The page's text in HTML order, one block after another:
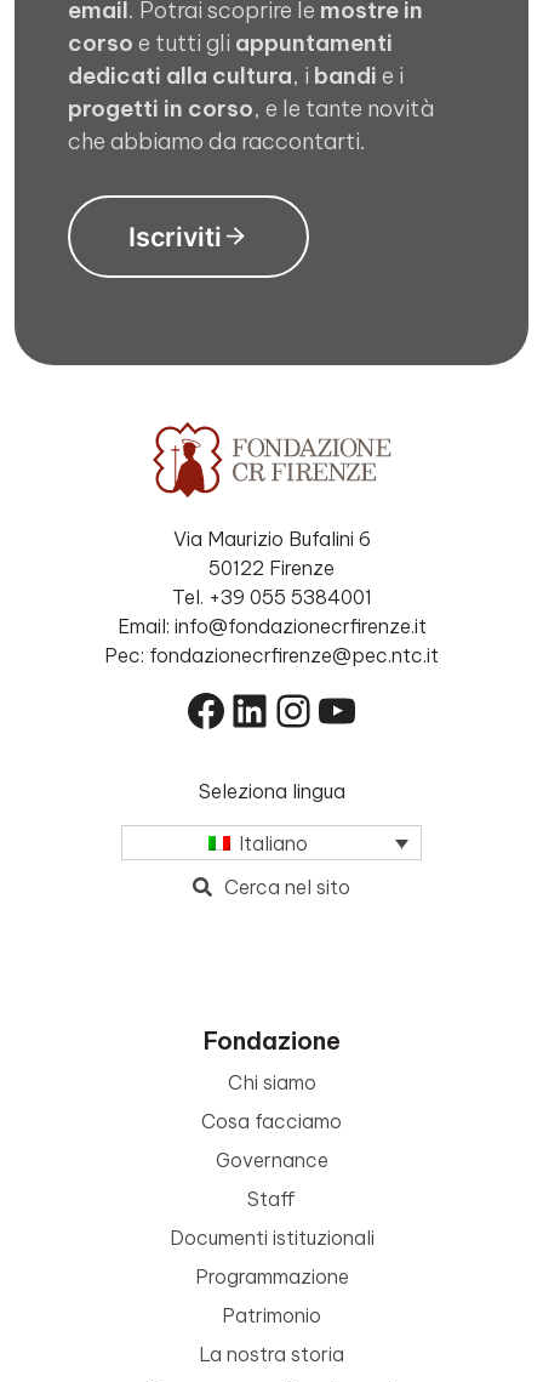
email. Potrai scoprire le mostre in
corso e tutti gli appuntamenti
dedicati alla cultura, i bandi e i
progetti in corso, e le tante novità
che abbiamo da raccontarti.
Iscriviti
Via Maurizio Bufalini 6
50122 Firenze
Tel. +39 055 5384001
Email: info@fondazionecrfirenze.it
Pec: fondazionecrfirenze@pec.ntc.it
Facebook
LinkedIn
Instagram
YouTube
Seleziona lingua
Italiano
Cerca nel sito
Fondazione
Chi siamo
Cosa facciamo
Governance
Staff
Documenti istituzionali
Programmazione
Patrimonio
La nostra storia